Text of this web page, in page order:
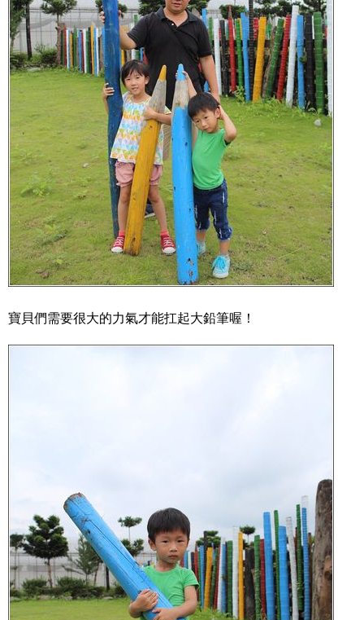
寶貝們需要很大的力氣才能扛起大鉛筆喔！